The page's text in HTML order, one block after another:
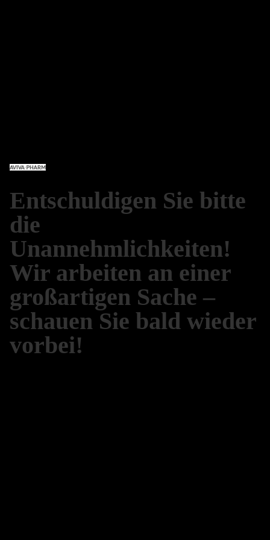
Entschuldigen Sie bitte
die
Unannehmlichkeiten!
Wir arbeiten an einer
großartigen Sache –
schauen Sie bald wieder
vorbei!